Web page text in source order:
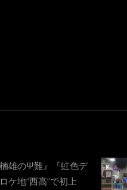
楠雄のΨ難』『虹色デ
ケ地“西高”で初上